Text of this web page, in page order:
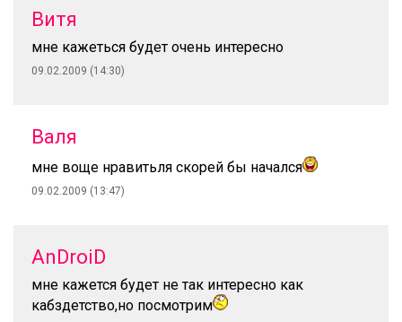
Витя
мне кажеться будет очень интересно
09.02.2009 (14:30)
Валя
мне воще нравитьля скорей бы начался
09.02.2009 (13:47)
AnDroiD
мне кажется будет не так интересно как
кабздетство,но посмотрим